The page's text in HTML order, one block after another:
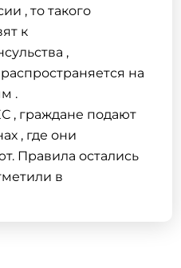
, то такого
к
,
на
.
, граждане подают
, где они
Правила остались
в